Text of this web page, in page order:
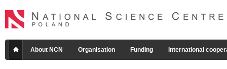
About NCN Organisation Funding International